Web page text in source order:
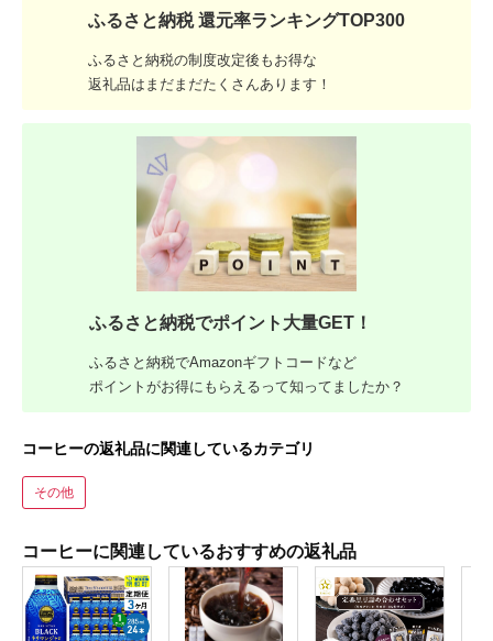
ふるさと納税 還元率ランキングTOP300
ふるさと納税の制度改定後もお得な
返礼品はまだまだたくさんあります！
ふるさと納税でポイント大量GET！
ふるさと納税でAmazonギフトコードなど
ポイントがお得にもらえるって知ってましたか？
コーヒーの返礼品に関連しているカテゴリ
その他
コーヒーに関連しているおすすめの返礼品